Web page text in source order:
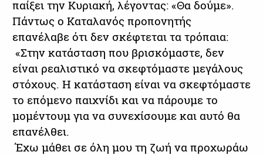
παίξει την Κυριακή, λέγοντας: «Θα δούμε».
Πάντως ο Καταλανός προπονητής
επανέλαβε ότι δεν σκέφτεται τα τρόπαια:
«Στην κατάσταση που βρισκόμαστε, δεν
είναι ρεαλιστικό να σκεφτόμαστε μεγάλους
στόχους. Η κατάσταση είναι να σκεφτόμαστε
το επόμενο παιχνίδι και να πάρουμε το
μομέντουμ για να συνεχίσουμε και αυτό θα
επανέλθει.
Έχω μάθει σε όλη μου τη ζωή να προχωράω